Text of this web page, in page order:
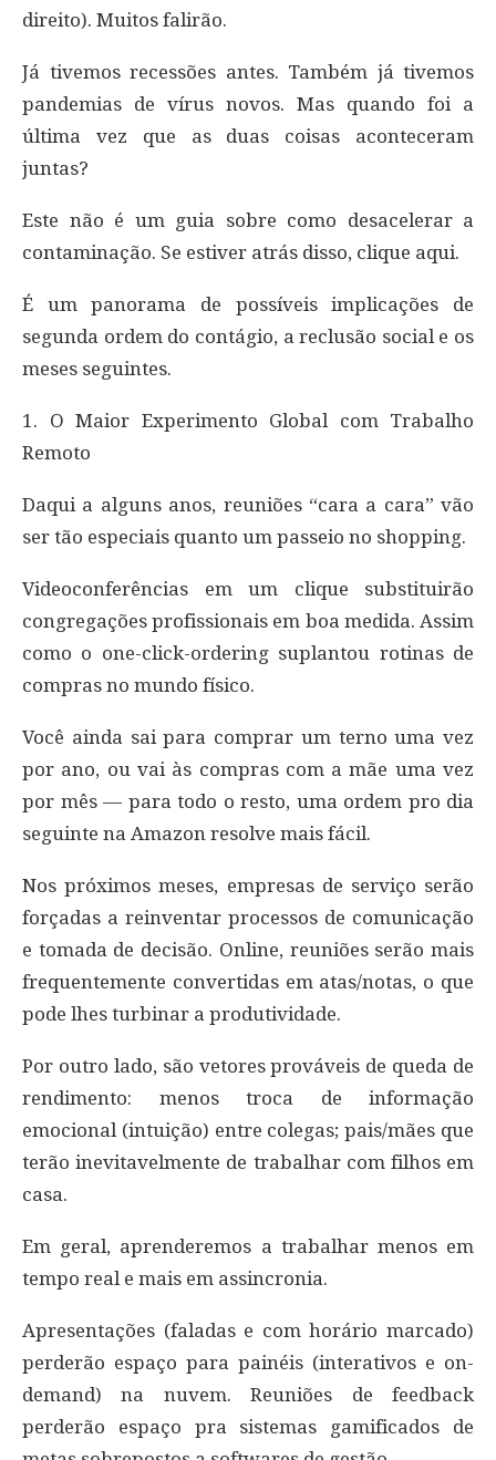
direito). Muitos falirão.
Já tivemos recessões antes. Também já tivemos
pandemias de vírus novos. Mas quando foi a
última vez que as duas coisas aconteceram
juntas?
Este não é um guia sobre como desacelerar a
contaminação. Se estiver atrás disso, clique aqui.
É um panorama de possíveis implicações de
segunda ordem do contágio, a reclusão social e os
meses seguintes.
1. O Maior Experimento Global com Trabalho
Remoto
Daqui a alguns anos, reuniões “cara a cara” vão
ser tão especiais quanto um passeio no shopping.
Videoconferências em um clique substituirão
congregações profissionais em boa medida. Assim
como o one-click-ordering suplantou rotinas de
compras no mundo físico.
Você ainda sai para comprar um terno uma vez
por ano, ou vai às compras com a mãe uma vez
por mês — para todo o resto, uma ordem pro dia
seguinte na Amazon resolve mais fácil.
Nos próximos meses, empresas de serviço serão
forçadas a reinventar processos de comunicação
e tomada de decisão. Online, reuniões serão mais
frequentemente convertidas em atas/notas, o que
pode lhes turbinar a produtividade.
Por outro lado, são vetores prováveis de queda de
rendimento: menos troca de informação
emocional (intuição) entre colegas; pais/mães que
terão inevitavelmente de trabalhar com filhos em
casa.
Em geral, aprenderemos a trabalhar menos em
tempo real e mais em assincronia.
Apresentações (faladas e com horário marcado)
perderão espaço para painéis (interativos e on-
demand) na nuvem. Reuniões de feedback
perderão espaço pra sistemas gamificados de